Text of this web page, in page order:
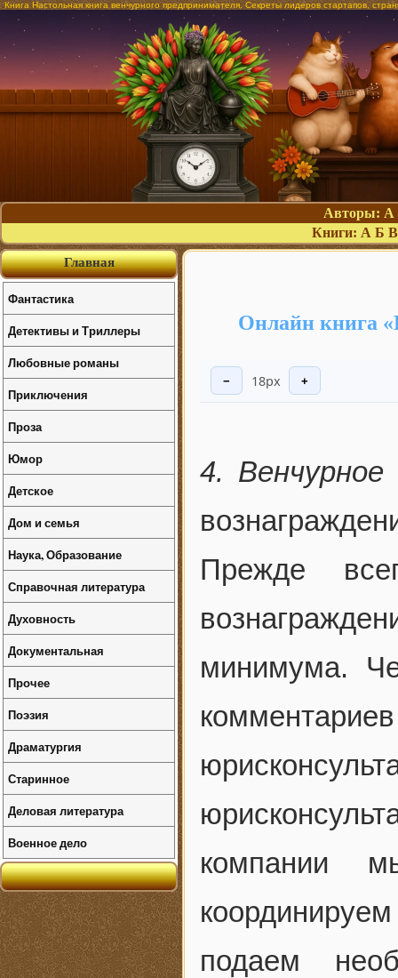
Книга Настольная книга венчурного предпринимателя. Секреты лидеров стартапов,
Авторы: А
Книги: А Б В
Онлайн книга
− 18px +
4. Венчурное
Прежде
минимума.
компании
подаем
Главная
Фантастика
Детективы и Триллеры
Любовные романы
Приключения
Проза
Юмор
Детское
Дом и семья
Наука, Образование
Справочная литература
Духовность
Документальная
Прочее
Поэзия
Драматургия
Старинное
Деловая литература
Военное дело